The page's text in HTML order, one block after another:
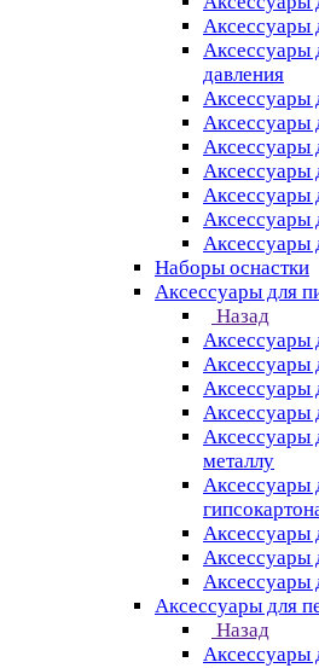
Аксессуары
Аксессуары
давления
Аксессуары
Аксессуары
Аксессуары
Аксессуары
Аксессуары
Аксессуары
Аксессуары
Наборы оснастки
Аксессуары для
Назад
Аксессуары
Аксессуары
Аксессуары
Аксессуары
Аксессуары
металлу
Аксессуары
Аксессуары
Аксессуары
Аксессуары
Аксессуары для
Назад
Аксессуары